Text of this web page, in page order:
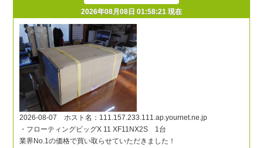
2026年08月08日 01:58:21 現在